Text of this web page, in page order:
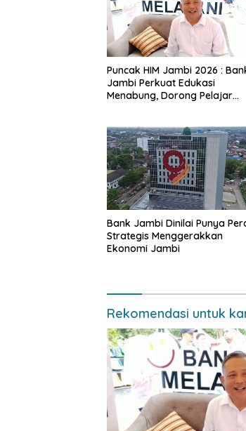
Puncak HIM Jambi 2026 :
Jambi Perkuat Edukasi
Menabung, Dorong Pelajar
Bank Jambi Dinilai Punya
Strategis Menggerakkan
Ekonomi Jambi
Rekomendasi untuk